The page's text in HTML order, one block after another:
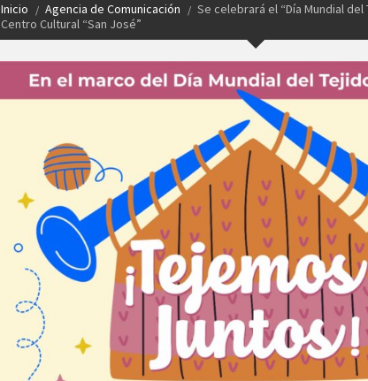
Inicio Agencia de Comunicación
Se celebrará el “Día Mundial
Centro Cultural “San José”